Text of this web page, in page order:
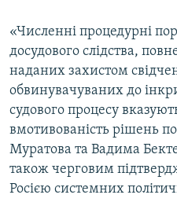
«Численні процедурні
досудового слідства,
наданих захистом
обвинувачуваних до
судового процесу
вмотивованість рішень
Муратова та Вадима
також черговим
Росією системних